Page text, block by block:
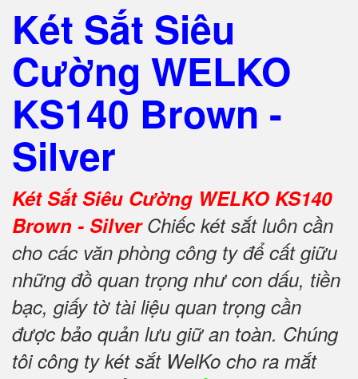
Két Sắt Siêu
Cường WELKO
KS140 Brown -
Silver
Két Sắt Siêu Cường WELKO KS140
Brown - SilverChiếc két sắt luôn cần
cho các văn phòng công ty để cất giữu
những đồ quan trọng như con dấu, tiền
bạc, giấy tờ tài liệu quan trọng cần
được bảo quản lưu giữ an toàn. Chúng
tôi công ty két sắt WelKo cho ra mắt